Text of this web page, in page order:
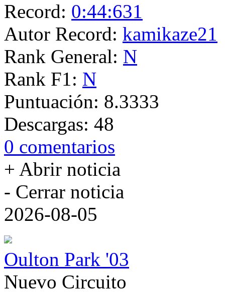
Record: 0:44:631
Autor Record: kamikaze21
Rank General: N
Rank F1: N
Puntuación: 8.3333
Descargas: 48
0 comentarios
+ Abrir noticia
- Cerrar noticia
2026-08-05
Oulton Park '03
Nuevo Circuito